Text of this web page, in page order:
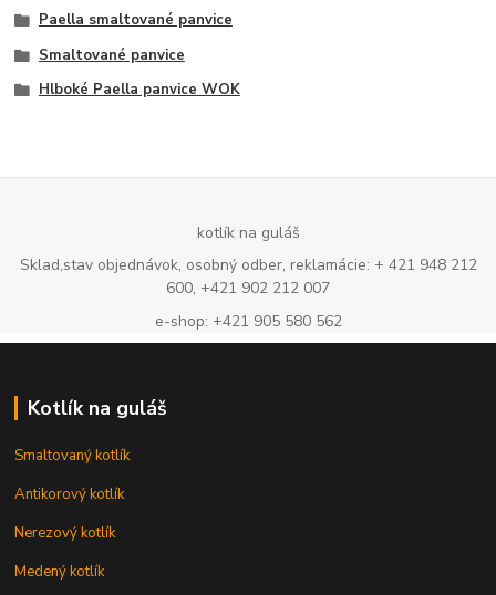
Paella smaltované panvice
Smaltované panvice
Hlboké Paella panvice WOK
kotlík na guláš
Sklad,stav objednávok, osobný odber, reklamácie: + 421 948 212
600, +421 902 212 007
e-shop: +421 905 580 562
Kotlík na guláš
Smaltovaný kotlík
Antikorový kotlík
Nerezový kotlík
Medený kotlík